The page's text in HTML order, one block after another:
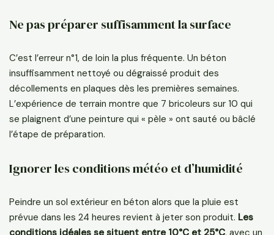
Ne pas préparer suffisamment la surface
C’est l’erreur n°1, de loin la plus fréquente. Un béton
insuffisamment nettoyé ou dégraissé produit des
décollements en plaques dès les premières semaines.
L’expérience de terrain montre que 7 bricoleurs sur 10 qui
se plaignent d’une peinture qui « pèle » ont sauté ou bâclé
l’étape de préparation.
Ignorer les conditions météo et d’humidité
Peindre un sol extérieur en béton alors que la pluie est
prévue dans les 24 heures revient à jeter son produit. Les
conditions idéales se situent entre 10°C et 25°C, avec un